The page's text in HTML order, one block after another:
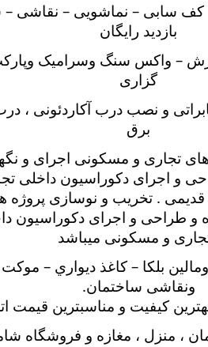
: کف سابی – نماشویی – نقاشی
بازدید رایگان
– واکس سنگ وسرامیک
گزاری
و نصب درب آکاردئونی ،
برق
تجاری و مسکونی اجرای و
و اجرای دکوراسیون داخلی
. تخریب و نوسازی پروژه
و طراحی و اجرای دکوراسیون
و مسکونی میباشد
بلكا – كاغذ ديواري –
ونقاشی ساختمان.
كيفيت و مناسبترين قيمت
، منزل ، مغازه و فروشگاه